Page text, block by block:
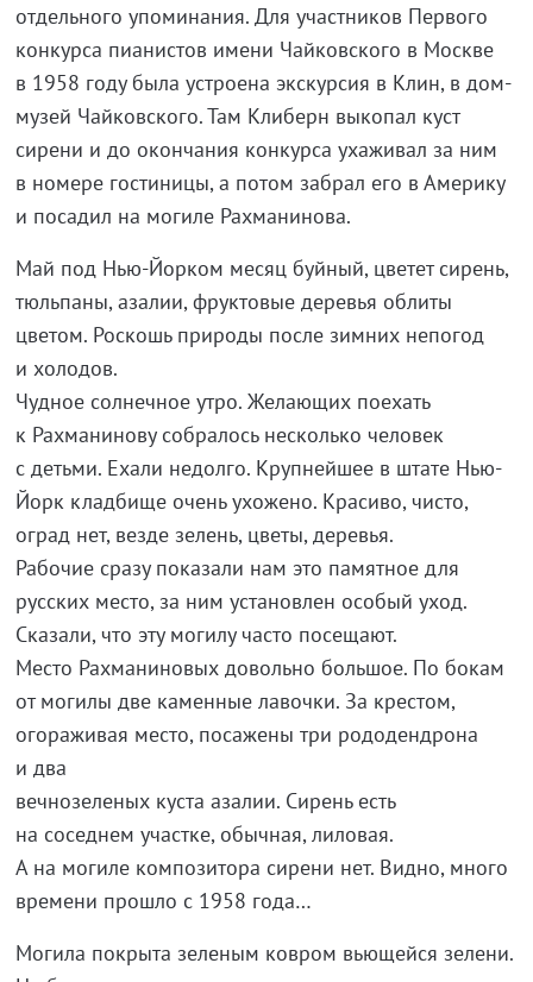
отдельного упоминания. Для участников Первого
конкурса пианистов имени Чайковского в Москве
в 1958 году была устроена экскурсия в Клин, в дом-
музей Чайковского. Там Клиберн выкопал куст
сирени и до окончания конкурса ухаживал за ним
в номере гостиницы, а потом забрал его в Америку
и посадил на могиле Рахманинова.
Май под Нью-Йорком месяц буйный, цветет сирень,
тюльпаны, азалии, фруктовые деревья облиты
цветом. Роскошь природы после зимних непогод
и холодов.
Чудное солнечное утро. Желающих поехать
к Рахманинову собралось несколько человек
с детьми. Ехали недолго. Крупнейшее в штате Нью-
Йорк кладбище очень ухожено. Красиво, чисто,
оград нет, везде зелень, цветы, деревья.
Рабочие сразу показали нам это памятное для
русских место, за ним установлен особый уход.
Сказали, что эту могилу часто посещают.
Место Рахманиновых довольно большое. По бокам
от могилы две каменные лавочки. За крестом,
огораживая место, посажены три рододендрона
и два
вечнозеленых куста азалии. Сирень есть
на соседнем участке, обычная, лиловая.
А на могиле композитора сирени нет. Видно, много
времени прошло с 1958 года…
Могила покрыта зеленым ковром вьющейся зелени.